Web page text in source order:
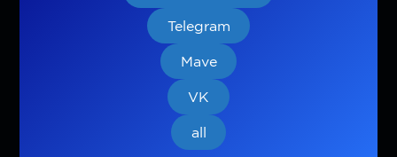
Telegram
Mave
VK
all